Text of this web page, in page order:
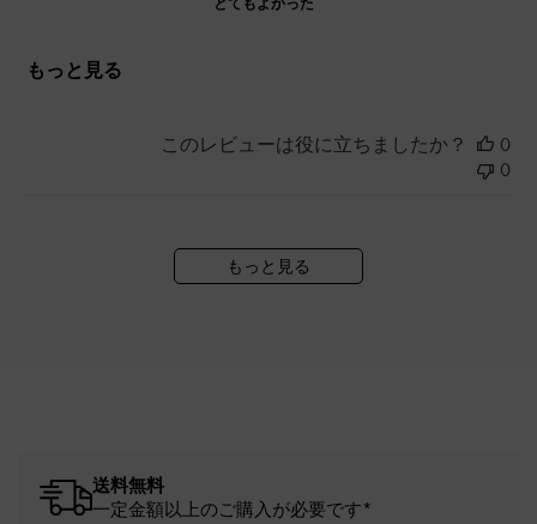
もっと見る
このレビューは役に立ちましたか？
0
0
もっと見る
送料無料
一定金額以上のご購入が必要です*